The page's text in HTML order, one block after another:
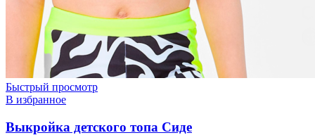
Быстрый просмотр
В избранное
Выкройка детского топа Сиде